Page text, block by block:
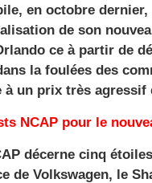
en octobre
de son
ce à partir de
la foulées des
à un prix très agressif
NCAP pour le
décerne cinq
de Volkswagen, le